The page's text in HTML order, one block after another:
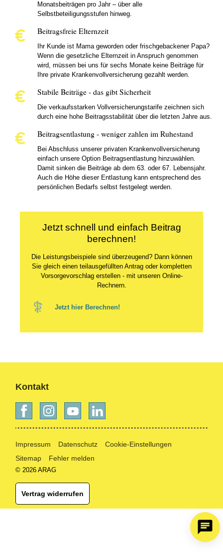
Monatsbeiträgen pro Jahr – über alle
Selbstbeteiligungsstufen hinweg.
Beitragsfreie Elternzeit
Ihr Kunde ist Mama geworden oder frischgebackener Papa?
Wenn die gesetzliche Elternzeit in Anspruch genommen
wird, müssen bei uns für sechs Monate keine Beiträge für
Ihre private Krankenvollversicherung gezahlt werden.
Stabile Beiträge - das gibt Sicherheit
Die verkaufsstarken Vollversicherungstarife zeichnen sich
durch eine hohe Beitragsstabilität über die letzten Jahre aus.
Beitragsentlastung - weniger zahlen im Ruhestand
Bei Abschluss unserer privaten Krankenvollversicherung
einfach unsere Option Beitragsentlastung hinzuwählen.
Damit sinken die Beiträge ab dem 63. oder 67. Lebensjahr.
Auch die Höhe dieser Entlastung kann entsprechend des
persönlichen Bedarfs selbst festgelegt werden.
Jetzt schnell und einfach Beitrag
berechnen!
Die Leistungsbeispiele sind überzeugend? Dann können
Sie gleich einen teilausgefüllten Antrag oder kompletten
Vorsorgevorschlag erstellen - mit unseren Online-
Rechnern.
Jetzt hier Berechnen!
Kontakt
Impressum Datenschutz
Cookie-Einstellungen
Sitemap
Fehler melden
© 2026 ARAG
Vertrag widerrufen